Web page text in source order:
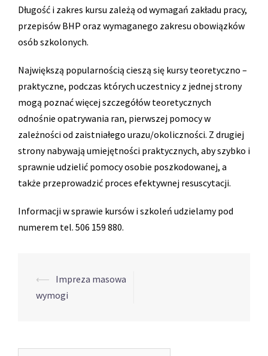
Długość i zakres kursu zależą od wymagań zakładu pracy,
przepisów BHP oraz wymaganego zakresu obowiązków
osób szkolonych.
Największą popularnością cieszą się kursy teoretyczno –
praktyczne, podczas których uczestnicy z jednej strony
mogą poznać więcej szczegółów teoretycznych
odnośnie opatrywania ran, pierwszej pomocy w
zależności od zaistniałego urazu/okoliczności. Z drugiej
strony nabywają umiejętności praktycznych, aby szybko i
sprawnie udzielić pomocy osobie poszkodowanej, a
także przeprowadzić proces efektywnej resuscytacji.
Informacji w sprawie kursów i szkoleń udzielamy pod
numerem tel. 506 159 880.
Post
navigation
⟵ Impreza masowa
wymogi